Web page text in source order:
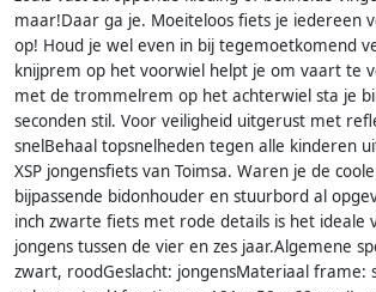
maar!Daar ga je. Moeiteloos fiets je iedereen
op! Houd je wel even in bij tegemoetkomend
knijprem op het voorwiel helpt je om vaart te
met de trommelrem op het achterwiel sta je
seconden stil. Voor veiligheid uitgerust met
snelBehaal topsnelheden tegen alle kinderen
XSP jongensfiets van Toimsa. Waren je de
bijpassende bidonhouder en stuurbord al
inch zwarte fiets met rode details is het ideale
jongens tussen de vier en zes jaar.Algemene
zwart, roodGeslacht: jongensMateriaal frame: